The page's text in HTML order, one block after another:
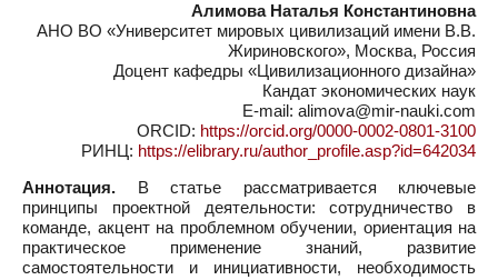
Алимова Наталья Константиновна
АНО ВО «Университет мировых цивилизаций имени В.В.
Жириновского», Москва, Россия
Доцент кафедры «Цивилизационного дизайна»
Кандат экономических наук
E-mail: alimova@mir-nauki.com
ORCID: https://orcid.org/0000-0002-0801-3100
РИНЦ: https://elibrary.ru/author_profile.asp?id=642034
Аннотация. В статье рассматривается ключевые
принципы проектной деятельности: сотрудничество в
команде, акцент на проблемном обучении, ориентация на
практическое применение знаний, развитие
самостоятельности и инициативности, необходимость